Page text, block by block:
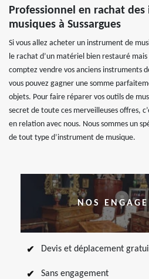
Professionnel en rachat
musiques à Sussargues
Si vous allez acheter un instrument de
le rachat d’un matériel bien restauré mais
comptez vendre vos anciens instruments
vous pouvez gagner une somme
objets. Pour faire réparer vos outils de
secret de toute ces merveilleuses offres,
en relation avec nous. Nous sommes un
de tout type d’instrument de musique.
NOS
Devis et déplacement
Sans engagement